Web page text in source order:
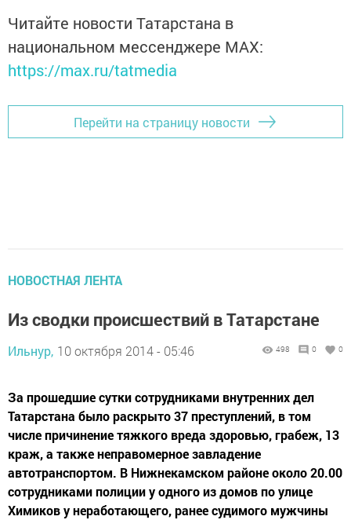
Читайте новости Татарстана в
национальном мессенджере MАХ:
https://max.ru/tatmedia
Перейти на страницу новости
НОВОСТНАЯ ЛЕНТА
Из сводки происшествий в Татарстане
Ильнур, 10 октября 2014 - 05:46 498 0 0
За прошедшие сутки сотрудниками внутренних дел
Татарстана было раскрыто 37 преступлений, в том
числе причинение тяжкого вреда здоровью, грабеж, 13
краж, а также неправомерное завладение
автотранспортом. В Нижнекамском районе около 20.00
сотрудниками полиции у одного из домов по улице
Химиков у неработающего, ранее судимого мужчины